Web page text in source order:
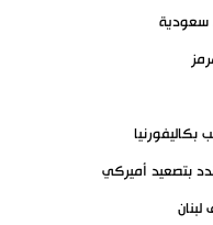
سعودية
بتصعيد أميركي